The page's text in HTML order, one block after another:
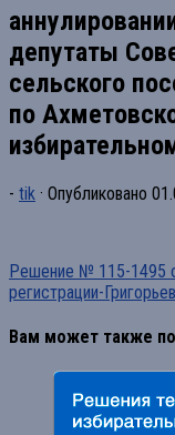
депутаты
сельского
по
- tik · Опубликовано
Решение № 115-1495
регистрации-
Вам может также